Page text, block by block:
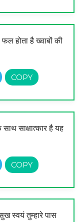
होता है ख्वाबों की
साक्षात्कार है यह
स्वयं तुम्हारे पास